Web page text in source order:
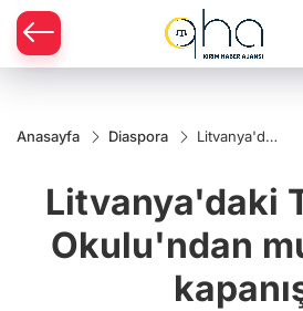
Anasayfa Diaspora
Litvanya'daki
muhteşem
kapanış!
Litvanya'daki
Okulu'ndan